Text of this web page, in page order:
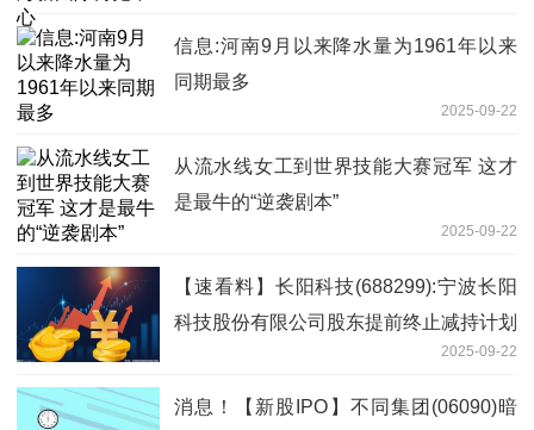
信息:河南9月以来降水量为1961年以来
同期最多
2025-09-22
从流水线女工到世界技能大赛冠军 这才
是最牛的“逆袭剧本”
2025-09-22
【速看料】长阳科技(688299):宁波长阳
科技股份有限公司股东提前终止减持计划
2025-09-22
消息！【新股IPO】不同集团(06090)暗